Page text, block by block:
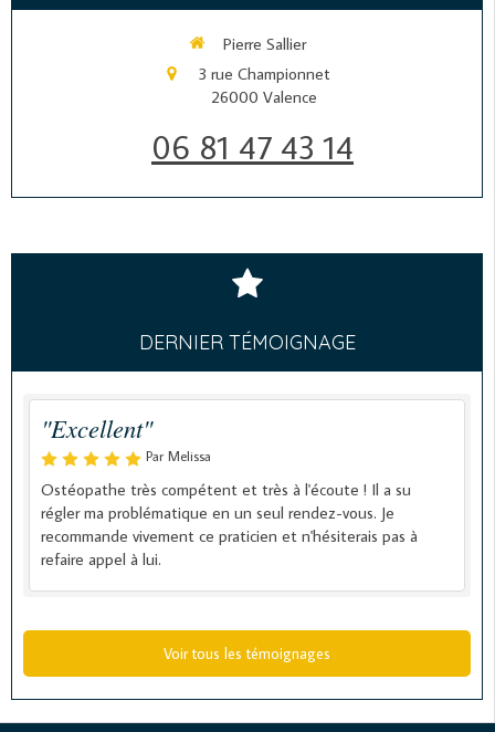
Pierre Sallier
3 rue Championnet
26000 Valence
06 81 47 43 14
DERNIER TÉMOIGNAGE
"Excellent"
Par Melissa
Ostéopathe très compétent et très à l'écoute ! Il a su
régler ma problématique en un seul rendez-vous. Je
recommande vivement ce praticien et n'hésiterais pas à
refaire appel à lui.
Voir tous les témoignages